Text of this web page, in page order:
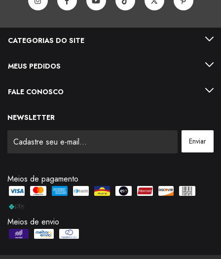
CATEGORIAS DO SITE
MEUS PEDIDOS
FALE CONOSCO
NEWSLETTER
Meios de pagamento
Meios de envio